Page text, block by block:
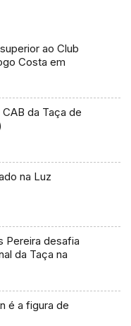
ao Club
Costa em
da Taça de
na Luz
Pereira desafia
da Taça na
é a figura de